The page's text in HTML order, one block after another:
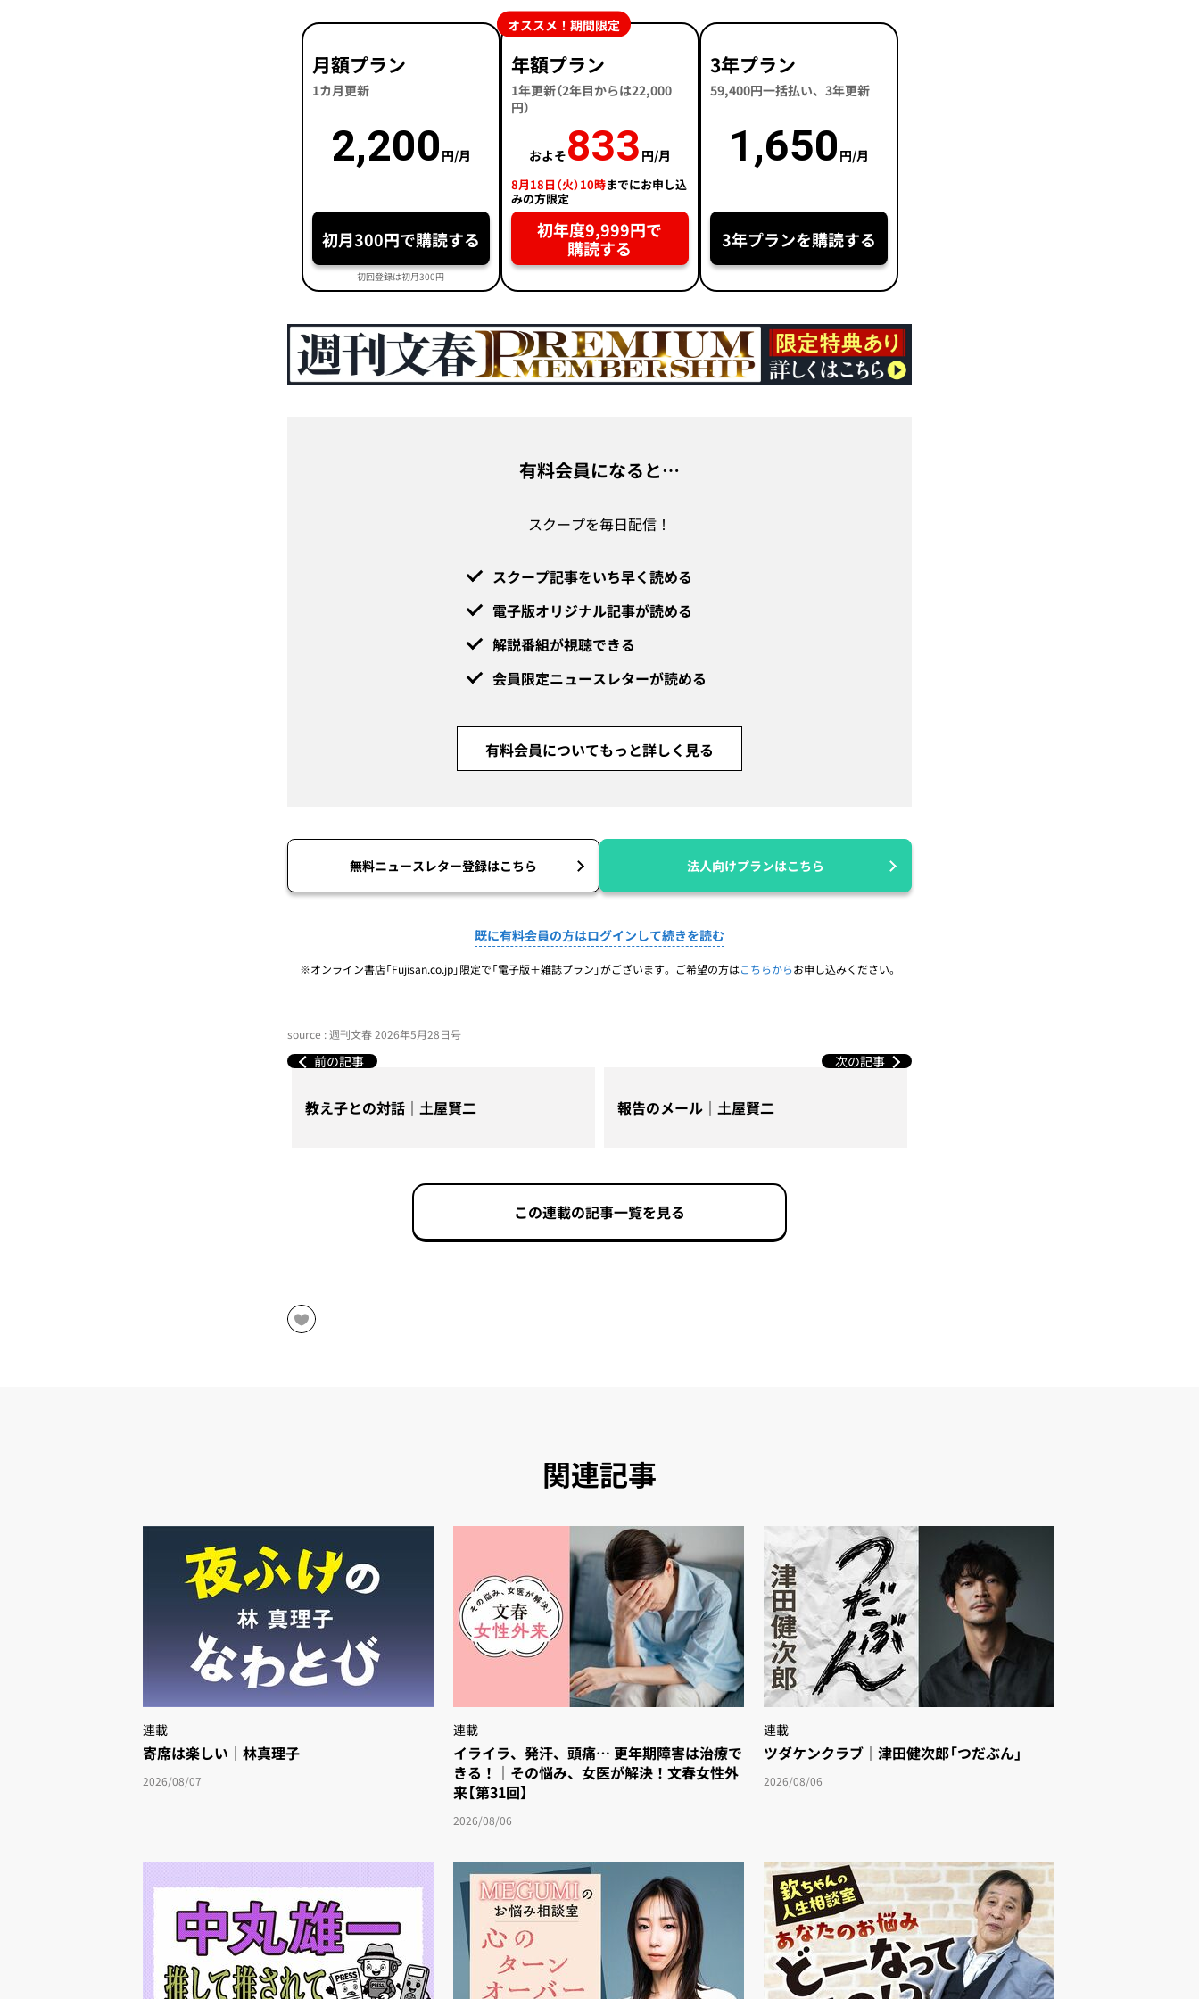
月額プラン
1カ月更新
2,200 円/月
初月300円で購読する
初回登録は初月300円
年額プラン
1年更新（2年目からは22,000
円）
およそ833 円/月
8月18日（火）10時までにお申し込
みの方限定
初年度9,999円で
購読する
オススメ！期間限定
3年プラン
59,400円一括払い、3年更新
1,650 円/月
3年プランを購読する
有料会員になると…
スクープを毎日配信！
スクープ記事をいち早く読める
電子版オリジナル記事が読める
解説番組が視聴できる
会員限定ニュースレターが読める
有料会員についてもっと詳しく見る
無料ニュースレター登録はこちら 法人向けプランはこちら
既に有料会員の方はログインして続きを読む
※オンライン書店「Fujisan.co.jp」限定で「電子版＋雑誌プラン」がございます。ご希望の方はこちらからお申し込みください。
source : 週刊文春 2026年5月28日号
前の記事
教え子との対話｜土屋賢二
次の記事
報告のメール｜土屋賢二
この連載の記事一覧を見る
関連記事
連載
寄席は楽しい｜林真理子
2026/08/07
連載
イライラ、発汗、頭痛… 更年期障害は治療で
きる！｜その悩み、女医が解決！文春女性外
来【第31回】
2026/08/06
連載
ツダケンクラブ｜津田健次郎「つだぶん」
2026/08/06